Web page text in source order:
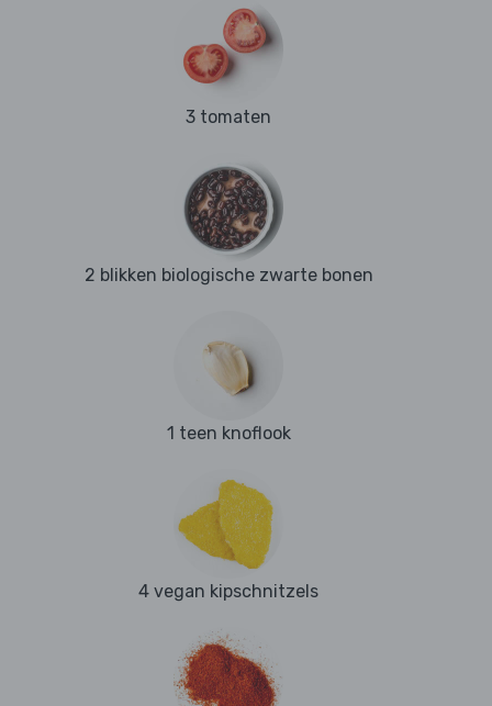
3 tomaten
2 blikken biologische zwarte bonen
1 teen knoflook
4 vegan kipschnitzels